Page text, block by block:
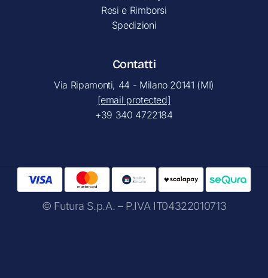
Resi e Rimborsi
Spedizioni
Contatti
Via Ripamonti, 44 - Milano 20141 (MI)
[email protected]
+39 340 4722184
© Futura S.p.A. – P.IVA IT04322010713